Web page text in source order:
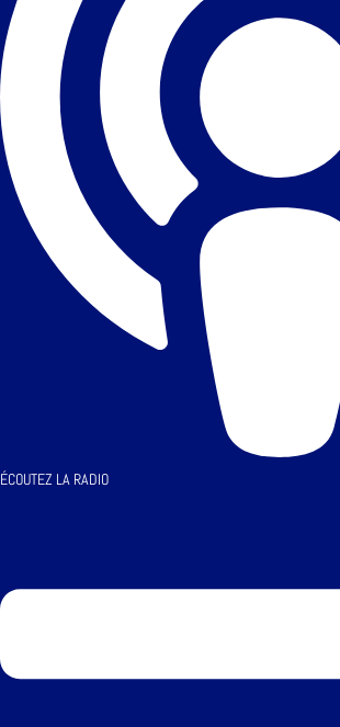
ÉCOUTEZ LA RADIO